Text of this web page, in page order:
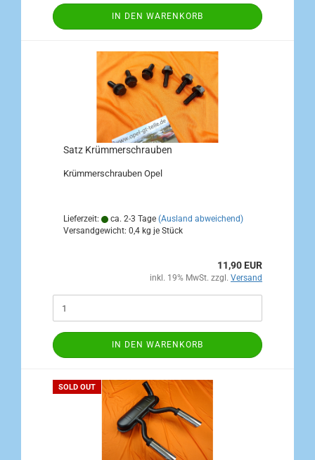
IN DEN WARENKORB
Satz Krümmerschrauben
Krümmerschrauben Opel
Lieferzeit: ca. 2-3 Tage (Ausland abweichend)
Versandgewicht: 0,4 kg je Stück
11,90 EUR
inkl. 19% MwSt. zzgl. Versand
IN DEN WARENKORB
SOLD OUT